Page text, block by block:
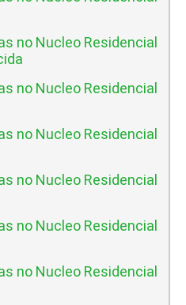
no Nucleo Residencial
no Nucleo Residencial
no Nucleo Residencial
no Nucleo Residencial
no Nucleo Residencial
no Nucleo Residencial